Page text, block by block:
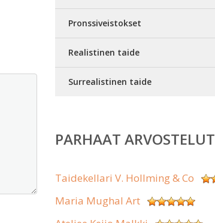
Pronssiveistokset
Realistinen taide
Surrealistinen taide
PARHAAT ARVOSTELUT
Taidekellari V. Hollming & Co
Maria Mughal Art